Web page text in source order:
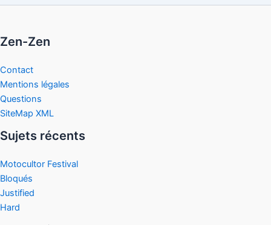
Zen-Zen
Contact
Mentions légales
Questions
SiteMap XML
Sujets récents
Motocultor Festival
Bloqués
Justified
Hard